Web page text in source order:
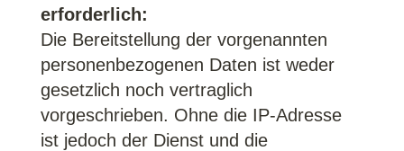
erforderlich:
Die Bereitstellung der vorgenannten
personenbezogenen Daten ist weder
gesetzlich noch vertraglich
vorgeschrieben. Ohne die IP-Adresse
ist jedoch der Dienst und die